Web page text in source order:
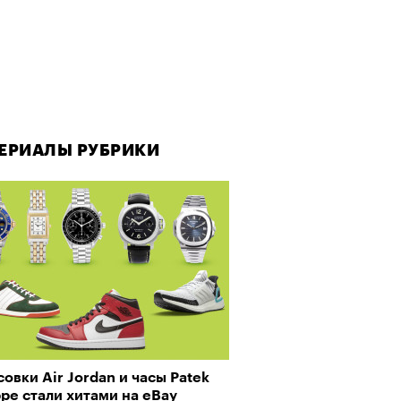
РУБРИКИ
Air Jordan и часы Patek
стали хитами на eBay
РУБРИКИ
2025: Япония наносит
удар